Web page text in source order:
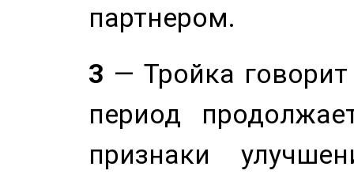
партнером.
3 — Тройка
период
признаки